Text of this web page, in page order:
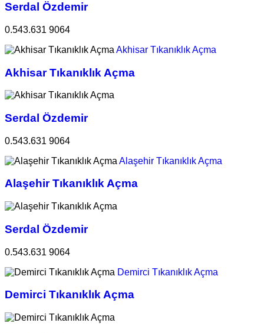
Serdal Özdemir
0.543.631 9064
Akhisar Tıkanıklık Açma
Akhisar Tıkanıklık Açma
Serdal Özdemir
0.543.631 9064
Alaşehir Tıkanıklık Açma
Alaşehir Tıkanıklık Açma
Serdal Özdemir
0.543.631 9064
Demirci Tıkanıklık Açma
Demirci Tıkanıklık Açma